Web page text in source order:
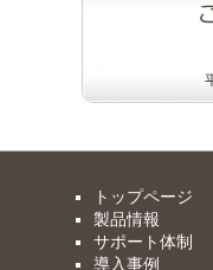
トップページ
製品情報
サポート体制
導入事例